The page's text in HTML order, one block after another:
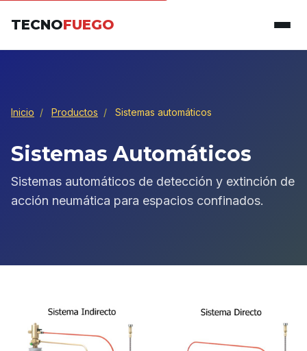
TECNOFUEGO
Inicio / Productos / Sistemas automáticos
Sistemas Automáticos
Sistemas automáticos de detección y extinción de
acción neumática para espacios confinados.